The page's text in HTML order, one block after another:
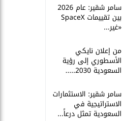
سامر شقير: عام 2026
بين تقييمات SpaceX
«غير...
من إعلان نايكي
الأسطوري إلى رؤية
السعودية 2030.....
سامر شقير: الاستثمارات
الاستراتيجية في
السعودية تمثل درعاً...